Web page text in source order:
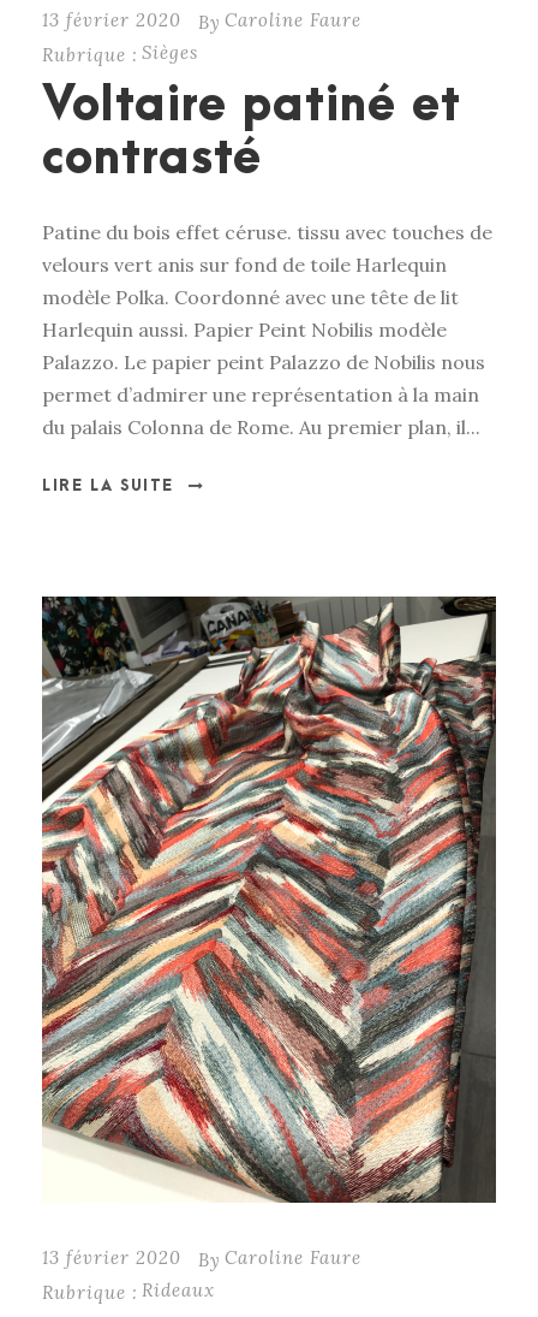
13 février 2020 By Caroline Faure
Rubrique : Sièges
Voltaire patiné et
contrasté
Patine du bois effet céruse. tissu avec touches de
velours vert anis sur fond de toile Harlequin
modèle Polka. Coordonné avec une tête de lit
Harlequin aussi. Papier Peint Nobilis modèle
Palazzo. Le papier peint Palazzo de Nobilis nous
permet d’admirer une représentation à la main
du palais Colonna de Rome. Au premier plan, il...
LIRE LA SUITE
13 février 2020 By Caroline Faure
Rubrique : Rideaux